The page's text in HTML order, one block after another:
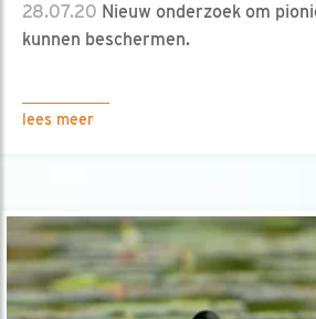
28.07.20 Nieuw onderzoek om
kunnen beschermen.
lees meer